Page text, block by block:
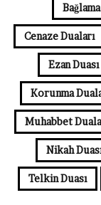
Cenaze Duaları
Ezan Duası
Korunma
Muhabbet
Nikah
Telkin Duası